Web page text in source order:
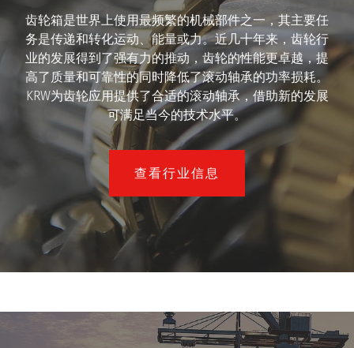
齿轮箱是世界上使用最频繁的机械部件之一，其主要任
务是传递和转化运动、能量或力。近几十年来，齿轮行
业的发展得到了强有力的推动，齿轮的性能更卓越，提
高了质量和可靠性的同时降低了滚动轴承的功率损耗。
KRW为齿轮应用提供了合适的滚动轴承，借助新的发展
可满足当今的技术水平。
查看行业信息